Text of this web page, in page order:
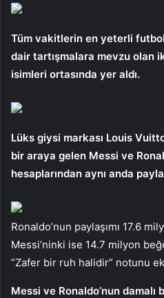
Tüm vakitlerin en yeterli
dair tartışmalara mevzu olan
isimleri ortasında yer aldı.
Lüks giysi markası Louis
bir araya gelen Messi ve
hesaplarından aynı anda
Ronaldo’nun paylaşımı 17.6
Messi’ninki ise 14.7 milyon
”Zafer bir ruh halidir” notunu
Messi ve Ronaldo’nun damalı